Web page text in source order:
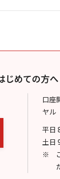
じめての方へ
口座
ヤル
平日
土日